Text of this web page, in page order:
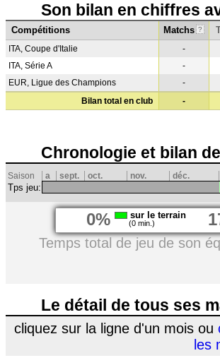
Son bilan en chiffres
Compétitions Matchs ?
ITA, Coupe d'Italie -
ITA, Série A
-
EUR, Ligue des Champions
-
Bilan total en club
-
Chronologie et bilan
Saison a sept. oct. nov. déc.
Tps jeu:
0% sur le terrain
(0 min.)
Temps total de jeu de son
Le détail de tous ses
cliquez sur la ligne d'un mois ou
les